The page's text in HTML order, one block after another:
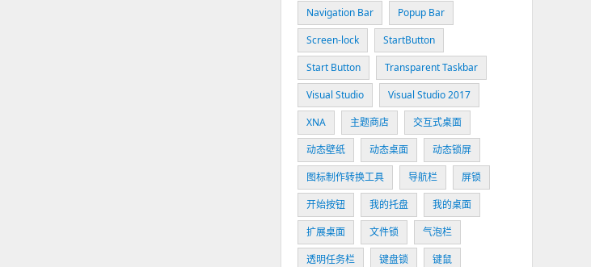
Navigation Bar
Popup Bar
Screen-lock
StartButton
Start Button
Transparent Taskbar
Visual Studio
Visual Studio 2017
XNA
主题商店
交互式桌面
动态壁纸
动态桌面
动态锁屏
图标制作转换工具
导航栏
屏锁
开始按钮
我的托盘
我的桌面
扩展桌面
文件锁
气泡栏
透明任务栏
键盘锁 键鼠